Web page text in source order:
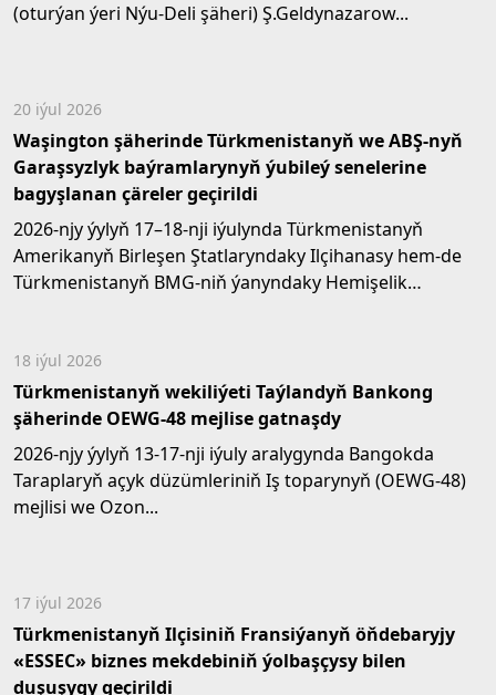
(oturýan ýeri Nýu-Deli şäheri) Ş.Geldynazarow...
20 iýul 2026
Waşington şäherinde Türkmenistanyň we ABŞ-nyň
Garaşsyzlyk baýramlarynyň ýubileý senelerine
bagyşlanan çäreler geçirildi
2026-njy ýylyň 17–18-nji iýulynda Türkmenistanyň
Amerikanyň Birleşen Ştatlaryndaky Ilçihanasy hem-de
Türkmenistanyň BMG-niň ýanyndaky Hemişelik
18 iýul 2026
Türkmenistanyň wekiliýeti Taýlandyň Bankong
şäherinde OEWG-48 mejlise gatnaşdy
2026-njy ýylyň 13-17-nji iýuly aralygynda Bangokda
Taraplaryň açyk düzümleriniň Iş toparynyň (OEWG-48)
mejlisi we Ozon...
17 iýul 2026
Türkmenistanyň Ilçisiniň Fransiýanyň öňdebaryjy
«ESSEC» biznes mekdebiniň ýolbaşçysy bilen
duşuşygy geçirildi